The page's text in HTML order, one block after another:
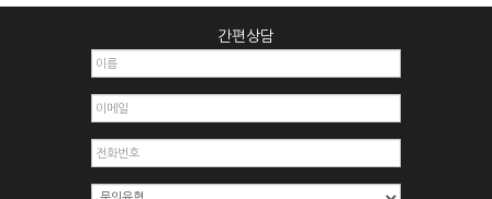
간편상담